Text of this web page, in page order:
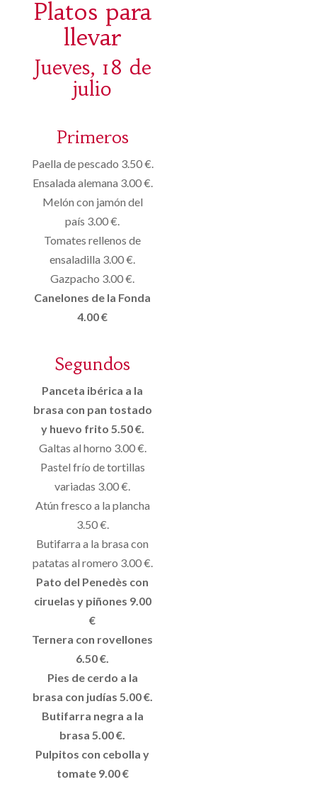
Platos para
llevar
Jueves, 18 de
julio
Primeros
Paella de pescado 3.50 €.
Ensalada alemana 3.00 €.
Melón con jamón del
país 3.00 €.
Tomates rellenos de
ensaladilla 3.00 €.
Gazpacho 3.00 €.
Canelones de la Fonda
4.00 €
Segundos
Panceta ibérica a la
brasa con pan tostado
y huevo frito 5.50 €.
Galtas al horno 3.00 €.
Pastel frío de tortillas
variadas 3.00 €.
Atún fresco a la plancha
3.50 €.
Butifarra a la brasa con
patatas al romero 3.00 €.
Pato del Penedès con
ciruelas y piñones 9.00
€
Ternera con rovellones
6.50 €.
Pies de cerdo a la
brasa con judías 5.00 €.
Butifarra negra a la
brasa 5.00 €.
Pulpitos con cebolla y
tomate 9.00 €